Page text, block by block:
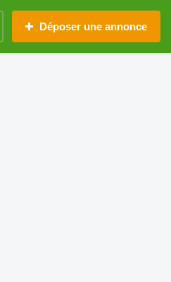
Déposer une annonce